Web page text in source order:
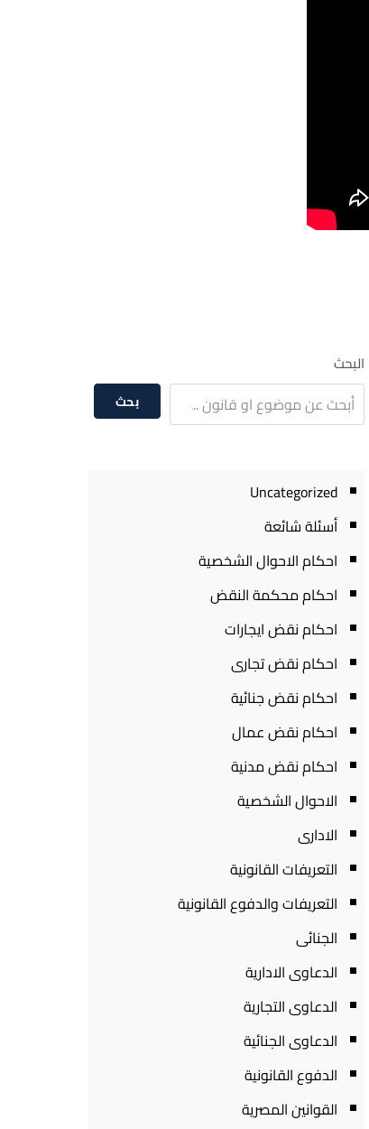
البحث
بحث
Uncategorized
أسئلة شائعة
احكام الاحوال الشخصية
احكام محكمة النقض
احكام نقض ايجارات
احكام نقض تجارى
احكام نقض جنائية
احكام نقض عمال
احكام نقض مدنية
الاحوال الشخصية
الادارى
التعريفات القانونية
التعريفات والدفوع القانونية
الجنائى
الدعاوى الادارية
الدعاوى التجارية
الدعاوى الجنائية
الدفوع القانونية
القوانين المصرية